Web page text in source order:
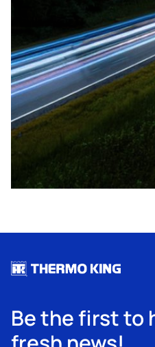
Be the first to